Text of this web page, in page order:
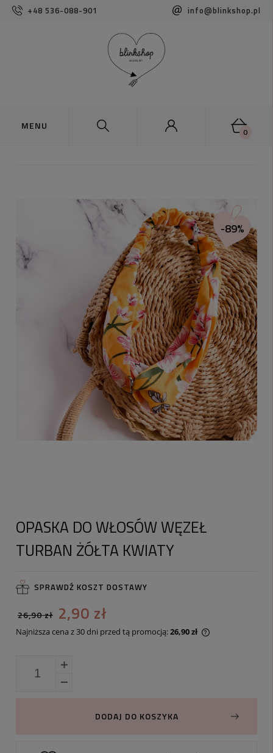
+48 536-088-901 info@blinkshop.pl
0
-89%
OPASKA DO WŁOSÓW WĘZEŁ
TURBAN ŻÓŁTA KWIATY
SPRAWDŹ KOSZT DOSTAWY
2,90 zł
26,90 zł
Najniższa cena z 30 dni przed tą promocją:26,90 zł
DODAJ DO KOSZYKA